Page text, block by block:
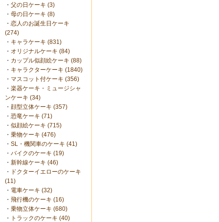
・ 父の日ケーキ (3)
・ 母の日ケーキ (8)
・ 恋人のお誕生日ケーキ
(274)
・ キャラケーキ (831)
・ オリジナルケーキ (84)
・ カップル似顔絵ケーキ (88)
・ キャラクターケーキ (1840)
・ マスコット付ケーキ (356)
・ 楽器ケーキ・ミュージシャ
ンケーキ (34)
・ 顔型立体ケーキ (357)
・ 恐竜ケーキ (71)
・ 似顔絵ケーキ (715)
・ 乗物ケーキ (476)
・ SL・機関車のケーキ (41)
・ バイクのケーキ (19)
・ 新幹線ケーキ (46)
・
ドクターイエローのケーキ
(11)
・ 電車ケーキ (32)
・ 飛行機のケーキ (16)
・ 乗物立体ケーキ (680)
・
トラックのケーキ (40)